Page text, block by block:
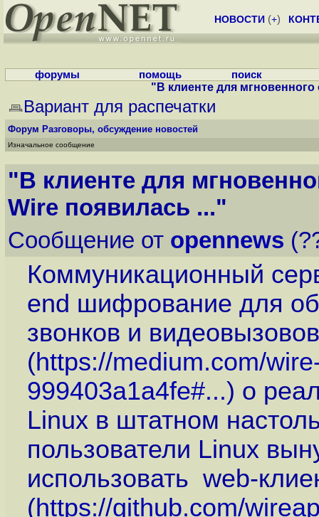
НОВОСТИ (+)
форумы помощь поиск
"В клиенте для
Вариант для распечатки
Форум Разговоры, обсуждение новостей
Изначальное сообщение
"В клиенте для
Wire появилась ..."
Сообщение от opennews
Коммуникационный
end шифрование для
звонков и
(https://medium.com/
999403a1a4fe#...) о
Linux в штатном
пользователи Linux
использовать web-
(https://github.com/